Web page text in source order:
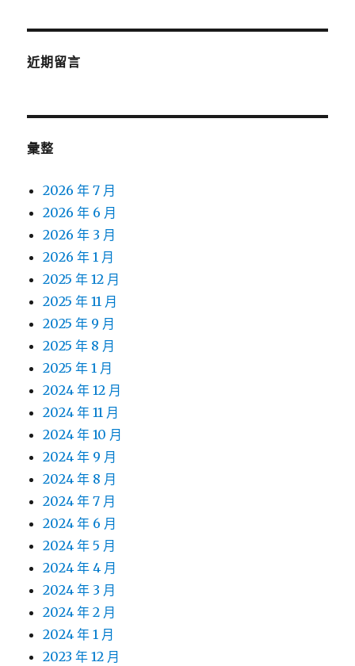
近期留言
彙整
2026 年 7 月
2026 年 6 月
2026 年 3 月
2026 年 1 月
2025 年 12 月
2025 年 11 月
2025 年 9 月
2025 年 8 月
2025 年 1 月
2024 年 12 月
2024 年 11 月
2024 年 10 月
2024 年 9 月
2024 年 8 月
2024 年 7 月
2024 年 6 月
2024 年 5 月
2024 年 4 月
2024 年 3 月
2024 年 2 月
2024 年 1 月
2023 年 12 月